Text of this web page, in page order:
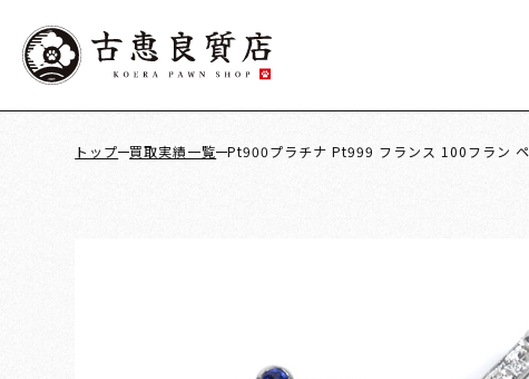
トップ 買取実績一覧 Pt900プラチナ Pt999 フランス 100フラン